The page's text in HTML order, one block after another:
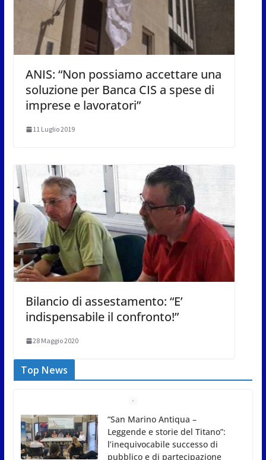
ANIS: “Non possiamo accettare una
soluzione per Banca CIS a spese di
imprese e lavoratori”
11 Luglio 2019
Bilancio di assestamento: “E’
indispensabile il confronto!”
28 Maggio 2020
Top News
Meno asfalto, più alberi: San
Marino punta sulla
depavimentazione per